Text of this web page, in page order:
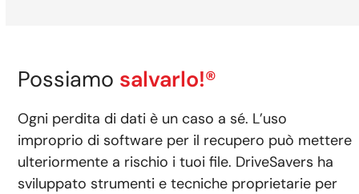
Possiamo salvarlo!®
Ogni perdita di dati è un caso a sé. L’uso
improprio di software per il recupero può mettere
ulteriormente a rischio i tuoi file. DriveSavers ha
sviluppato strumenti e tecniche proprietarie per